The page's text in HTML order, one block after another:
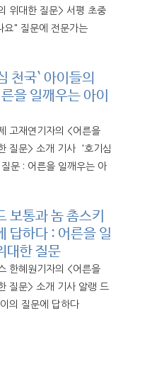
위대한 질문> 서평 초중
요" 질문에 전문가는
천국` 아이들의
을 일깨우는 아이
고재연기자의 <어른을
질문> 소개 기사 '호기심
문 : 어른을 일깨우는 아
보통과 놈 촘스키
답하다 : 어른을 일
대한 질문
한혜원기자의 <어른을
질문> 소개 기사 알랭 드
의 질문에 답하다